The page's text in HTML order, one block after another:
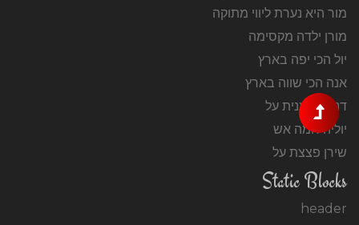
מור היא נערת ליווי מתוקה
מורן ילדה מקסימה
יול הכי יפה בארץ
אנה הכי שווה בארץ
דנה דוגמנית על
יוליה חמה אש
שירן פצצת על
Static Blocks
header